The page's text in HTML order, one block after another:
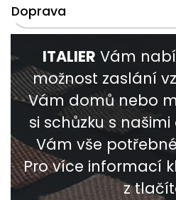
Doprava
ITALIER Vám
možnost zaslání
Vám domů nebo
si schůzku s
Vám vše
Pro více informací
z